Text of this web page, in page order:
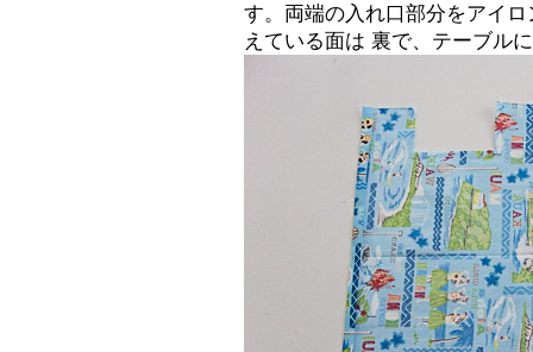
す。両端の入れ口部分をアイ
えている面は 裏で、テーブル